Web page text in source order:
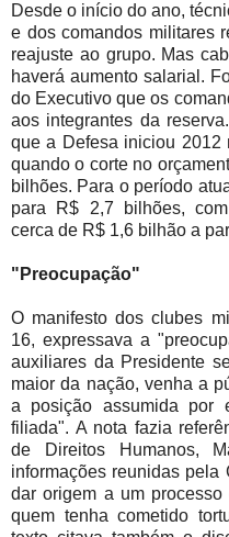
Desde o início do ano,
e dos comandos militares
reajuste ao grupo. Mas
haverá aumento salarial.
do Executivo que os
aos integrantes da
que a Defesa iniciou 2012
quando o corte no
bilhões. Para o período
para R$ 2,7 bilhões,
cerca de R$ 1,6 bilhão a
"Preocupação"
O manifesto dos clubes
16, expressava a
auxiliares da Presidente
maior da nação, venha a
a posição assumida
filiada". A nota fazia
de Direitos Humanos,
informações reunidas pela
dar origem a um
quem tenha cometido